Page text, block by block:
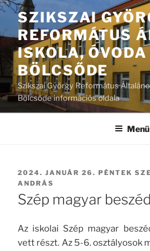
Tartalomhoz
SZIKSZAI
REFORMÁTUS
ISKOLA, ÓVODA
BÖLCSŐDE
Szikszai György Református
Bölcsőde információs oldala
Menü
BEKÜLDVE:
2024. JANUÁR 26. PÉNTEK
ANDRÁS
Szép magyar
Az iskolai Szép magyar
vett részt. Az 5-6. osztályosok